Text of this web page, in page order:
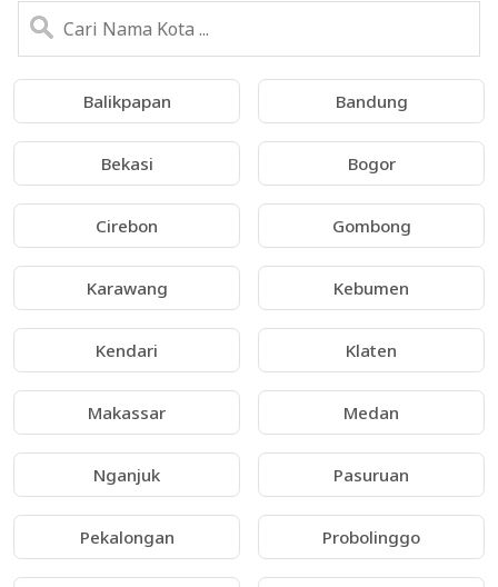
Balikpapan Bandung
Bekasi Bogor
Cirebon Gombong
Karawang Kebumen
Kendari Klaten
Makassar Medan
Nganjuk Pasuruan
Pekalongan Probolinggo